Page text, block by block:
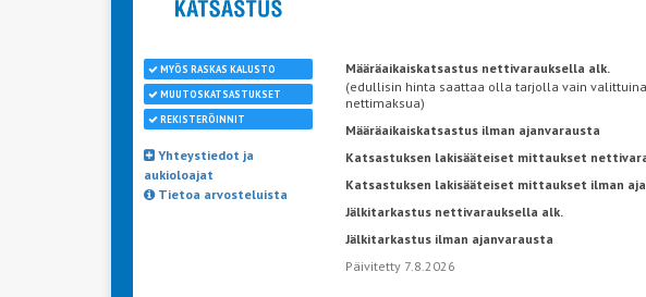
MYÖS RASKAS KALUSTO
MUUTOSKATSASTUKSET
REKISTERÖINNIT
Yhteystiedot ja
aukioloajat
Tietoa arvosteluista
Määräaikaiskatsastus nettivarauksella alk.
(edullisin hinta saattaa olla tarjolla vain
nettimaksua)
Määräaikaiskatsastus ilman ajanvarausta
Katsastuksen lakisääteiset mittaukset
Katsastuksen lakisääteiset mittaukset ilman
Jälkitarkastus nettivarauksella alk.
Jälkitarkastus ilman ajanvarausta
Päivitetty 7.8.2026